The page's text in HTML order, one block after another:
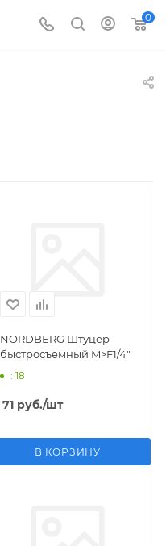
0
NORDBERG Штуцер
быстросъемный M>F1/4"
: 18
71 руб./шт
В КОРЗИНУ